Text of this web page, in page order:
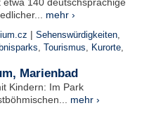
mehr ›
| Sehenswürdigkeiten,
, Tourismus, Kurorte,
Marienbad
Kindern: Im Park
mehr ›